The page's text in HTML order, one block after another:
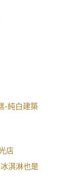
-純白建築
店
淇淋也是